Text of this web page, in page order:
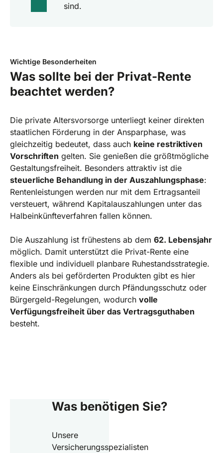
sind.
Wichtige Besonderheiten
Was sollte bei der Privat-Rente
beachtet werden?
Die private Altersvorsorge unterliegt keiner direkten
staatlichen Förderung in der Ansparphase, was
gleichzeitig bedeutet, dass auch keine restriktiven
Vorschriften gelten. Sie genießen die größtmögliche
Gestaltungsfreiheit. Besonders attraktiv ist die
steuerliche Behandlung in der Auszahlungsphase:
Rentenleistungen werden nur mit dem Ertragsanteil
versteuert, während Kapitalauszahlungen unter das
Halbeinkünfteverfahren fallen können.
Die Auszahlung ist frühestens ab dem 62. Lebensjahr
möglich. Damit unterstützt die Privat-Rente eine
flexible und individuell planbare Ruhestandsstrategie.
Anders als bei geförderten Produkten gibt es hier
keine Einschränkungen durch Pfändungsschutz oder
Bürgergeld-Regelungen, wodurch volle
Verfügungsfreiheit über das Vertragsguthaben
besteht.
Was benötigen Sie?
Unsere
Versicherungsspezialisten